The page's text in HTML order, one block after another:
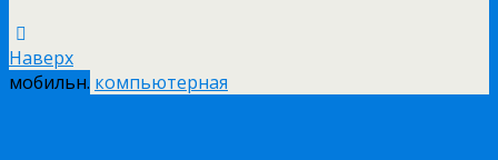
Наверх
мобильн. компьютерная